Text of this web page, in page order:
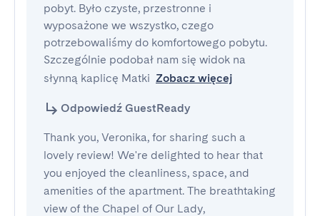
pobyt. Było czyste, przestronne i
wyposażone we wszystko, czego
potrzebowaliśmy do komfortowego pobytu.
Szczególnie podobał nam się widok na
słynną kaplicę Matki Zobacz więcej
Odpowiedź GuestReady
Thank you, Veronika, for sharing such a
lovely review! We're delighted to hear that
you enjoyed the cleanliness, space, and
amenities of the apartment. The breathtaking
view of the Chapel of Our Lady,